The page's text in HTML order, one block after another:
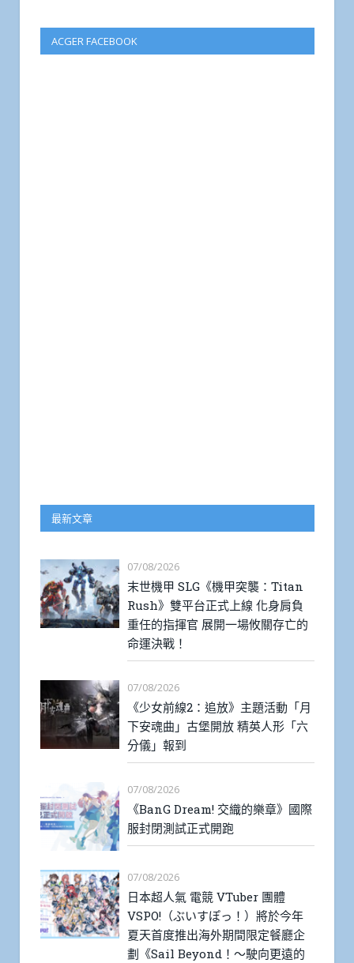
ACGER FACEBOOK
最新文章
07/08/2026
末世機甲 SLG《機甲突襲：Titan
Rush》雙平台正式上線 化身肩負
重任的指揮官 展開一場攸關存亡的
命運決戰！
07/08/2026
《少女前線2：追放》主題活動「月
下安魂曲」古堡開放 精英人形「六
分儀」報到
07/08/2026
《BanG Dream! 交織的樂章》國際
服封閉測試正式開跑
07/08/2026
日本超人氣 電競 VTuber 團體
VSPO!（ぶいすぽっ！）將於今年
夏天首度推出海外期間限定餐廳企
劃《Sail Beyond！～駛向更遠的